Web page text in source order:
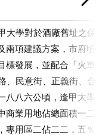
學對於酒廠舊址之保
兩項建議方案，市府頃
標發展，並配合「火車
民意街、正義街、合
八八六公頃，逢甲大學
商業用地佔總面積一二
專用區二佔二二．五％